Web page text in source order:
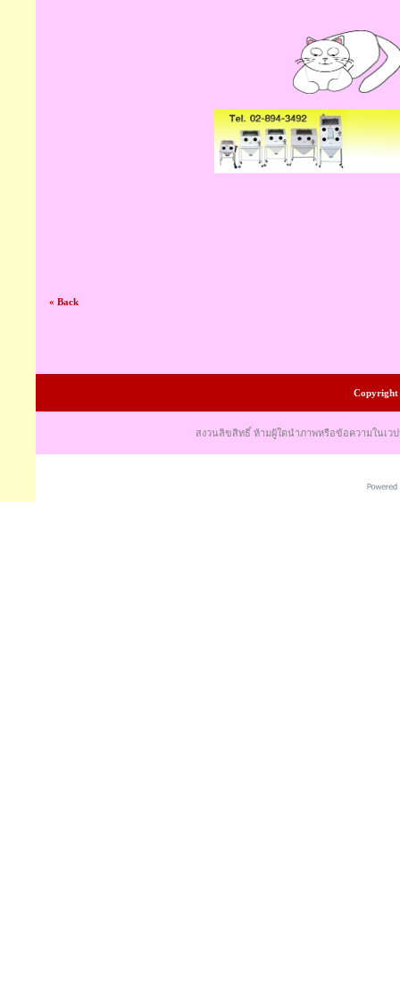
« Back
Copyright
สงวนลิขสิทธิ์ ห้ามผู้ใดนำภาพหรือข้อความในเว